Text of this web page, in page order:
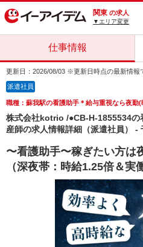
関東 の求人
▼エリア変更
仕事情報
更新日：2026/08/03 ※更新日時点の最新情報
派遣社員
職種：蘇我駅の看護助手＊給与重視なら夜
株式会社kotrio /●CB-H-1855534の
産師の求人情報詳細（派遣社員） -
〜看護助手〜稼ぎたい方
（深夜帯：時給1.25倍＆実